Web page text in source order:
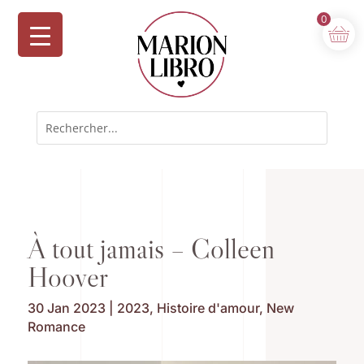
À tout jamais – Colleen
Hoover
30 Jan 2023| 2023, Histoire d'amour, New
Romance
0